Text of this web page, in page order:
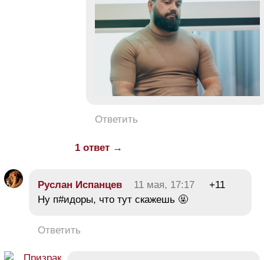
Ответить
1 ответ →
Руслан Испанцев 11 мая, 17:17
+11
Ну п#идоры, что тут скажешь 🤬
Ответить